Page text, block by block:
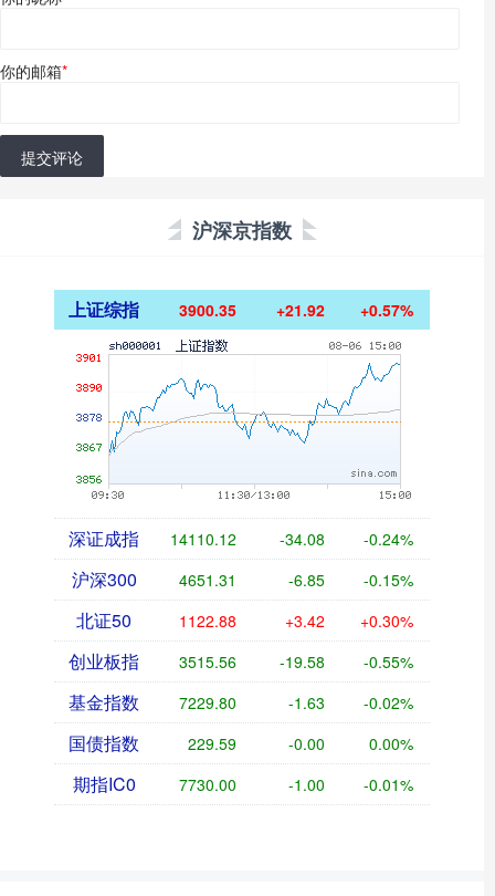
你的邮箱*
提交评论
沪深京指数
上证综指 3900.35 +21.92 +0.57%
深证成指 14110.12 -34.08 -0.24%
沪深300 4651.31 -6.85 -0.15%
北证50 1122.88 +3.42 +0.30%
创业板指 3515.56 -19.58 -0.55%
基金指数 7229.80 -1.63 -0.02%
国债指数 229.59 -0.00 0.00%
期指IC0 7730.00 -1.00 -0.01%